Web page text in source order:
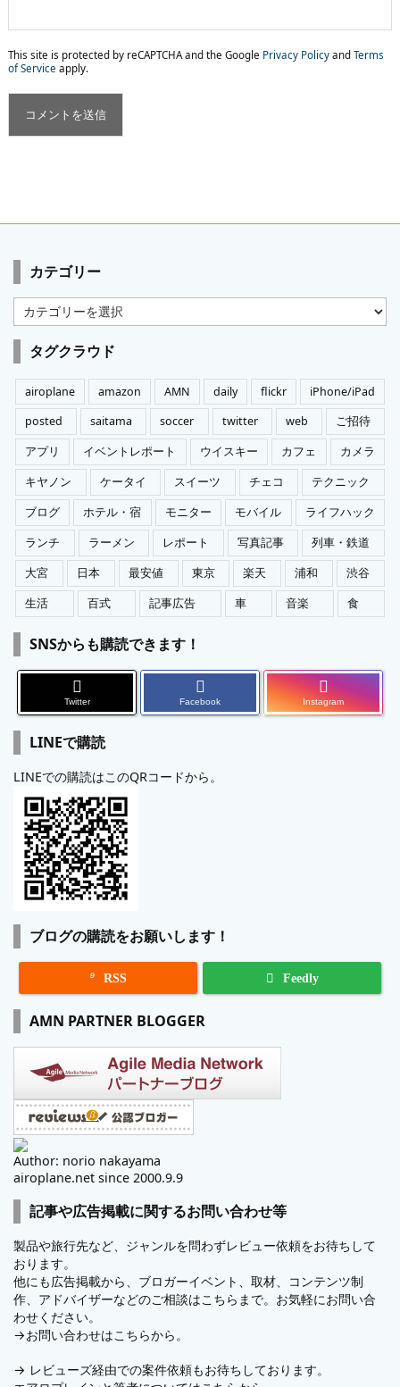
This site is protected by reCAPTCHA and the Google Privacy Policy and Terms
of Service apply.
カテゴリー
テ
ゴ
ー
タグクラウド
airoplane amazon AMN daily flickr
iPhone/iPad
posted
saitama soccer twitter web
ご招待
アプリ
イベントレポート ウイスキー カフェ
カメラ
キヤノン
ケータイ スイーツ チェコ
テクニック
ブログ
ホテル・宿 モニター モバイル
ライフハック
ランチ
ラーメン レポート 写真記事
列車・鉄道
大宮
日本 最安値 東京 楽天 浦和
渋谷
生活
百式 記事広告 車 音楽 食
SNSからも購読できます！
Twitter Facebook Instagram
LINEで購読
LINEでの購読はこのQRコードから。
ブログの購読をお願いします！
 RSS Feedly
AMN PARTNER BLOGGER
Author: norio nakayama
airoplane.net since 2000.9.9
記事や広告掲載に関するお問い合わせ等
製品や旅行先など、ジャンルを問わずレビュー依頼をお待ちして
おります。
他にも広告掲載から、ブロガーイベント、取材、コンテンツ制
作、アドバイザーなどのご相談はこちらまで。お気軽にお問い合
わせください。
→お問い合わせはこちらから。
→ レビューズ経由での案件依頼もお待ちしております。